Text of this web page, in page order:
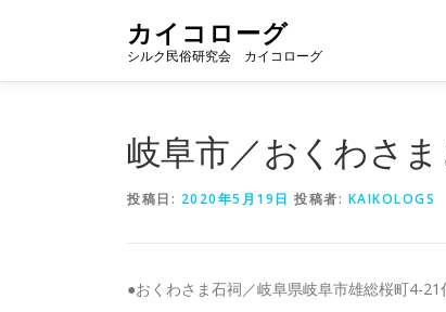
ン
カイコローグ
シルク民俗研究会 カイコローグ
岐阜市／おくわさ
投稿日: 2020年5月19日 投稿者: KAIKOLOGS
●おくわさま石祠／岐阜県岐阜市雄総桜町4-21